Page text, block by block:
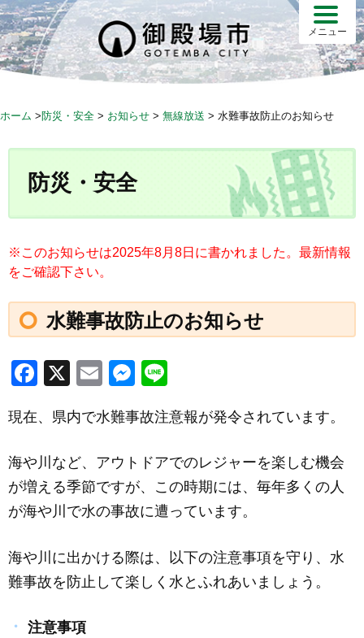
S
k
i
p
メニュー
ホーム >防災・安全 > お知らせ > 無線放送 > 水難事故防止のお知らせ
防災・安全
※このお知らせは2025年8月8日に書かれました。最新情報
をご確認下さい。
水難事故防止のお知らせ
F
c
e
b
o
k
X
E
ail
M
ss
e
n
g
e
現在、県内で水難事故注意報が発令されています。
海や川など、アウトドアでのレジャーを楽しむ機会
が増える季節ですが、この時期には、毎年多くの人
が海や川で水の事故に遭っています。
海や川に出かける際は、以下の注意事項を守り、水
難事故を防止して楽しく水とふれあいましょう。
注意事項